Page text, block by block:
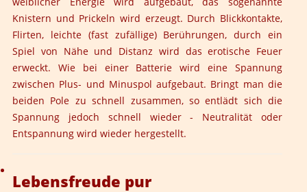
Knistern und Prickeln wird erzeugt. Durch Blickkontakte,
Flirten, leichte (fast zufällige) Berührungen, durch ein
Spiel von Nähe und Distanz wird das erotische Feuer
erweckt. Wie bei einer Batterie wird eine Spannung
zwischen Plus- und Minuspol aufgebaut. Bringt man die
beiden Pole zu schnell zusammen, so entlädt sich die
Spannung jedoch schnell wieder - Neutralität oder
Entspannung wird wieder hergestellt.
Lebensfreude pur